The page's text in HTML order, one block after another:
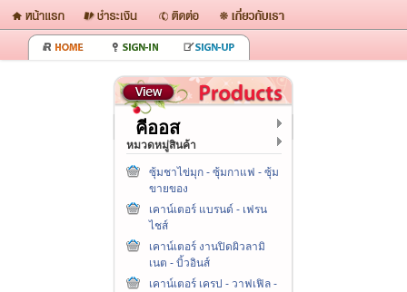
คีออส
หมวดหมู่สินค้า
ซุ้มชาไข่มุก - ซุ้มกาแฟ - ซุ้ม
ขายของ
เคาน์เตอร์ แบรนด์ - เฟรน
ไชส์
เคาน์เตอร์ งานปิดผิวลามิ
เนต - บิ้วอินส์
เคาน์เตอร์ เครป - วาฟเฟิล -